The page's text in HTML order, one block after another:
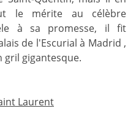
le mérite au célèbre
à sa promesse, il fit
de l'Escurial à Madrid ,
gril gigantesque.
Laurent